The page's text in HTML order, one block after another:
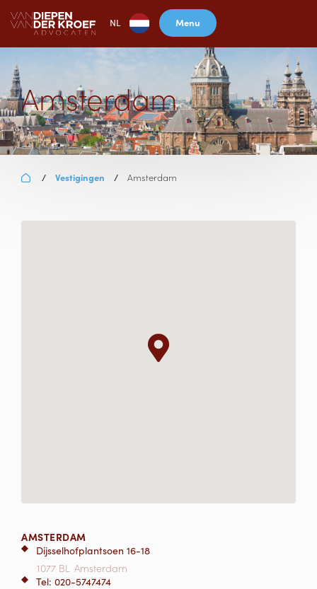
NL Menu
Amsterdam
/ Vestigingen / Amsterdam
AMSTERDAM
Dijsselhofplantsoen 16-18
1077 BL Amsterdam
Tel: 020-5747474